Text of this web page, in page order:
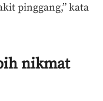
pinggang,” kata
nikmat